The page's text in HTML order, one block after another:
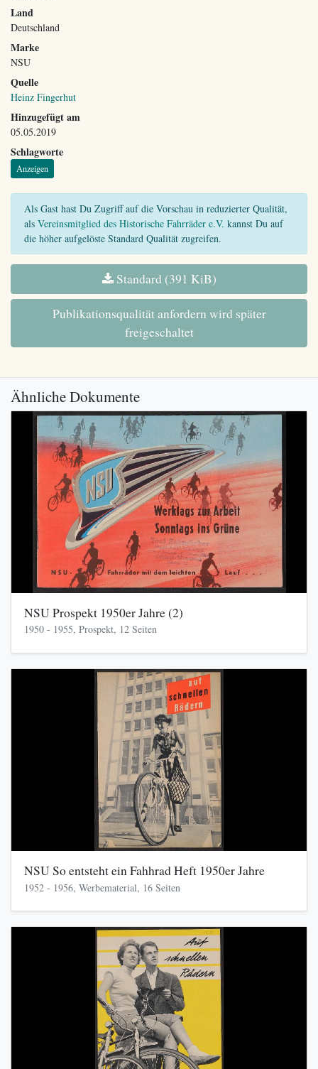
Land
Deutschland
Marke
NSU
Quelle
Heinz Fingerhut
Hinzugefügt am
05.05.2019
Schlagworte
Anzeigen
Als Gast hast Du Zugriff auf die Vorschau in reduzierter Qualität,
als Vereinsmitglied des Historische Fahrräder e.V. kannst Du auf
die höher aufgelöste Standard Qualität zugreifen.
Standard (391 KiB)
Publikationsqualität anfordern wird später
freigeschaltet
Ähnliche Dokumente
NSU Prospekt 1950er Jahre (2)
1950 - 1955, Prospekt, 12 Seiten
NSU So entsteht ein Fahhrad Heft 1950er Jahre
1952 - 1956, Werbematerial, 16 Seiten